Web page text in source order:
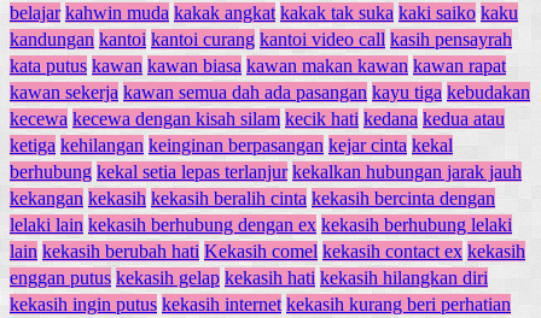
belajar kahwin muda kakak angkat kakak tak suka kaki saiko kaku
kandungan kantoi kantoi curang kantoi video call kasih pensayrah
kata putus kawan kawan biasa kawan makan kawan kawan rapat
kawan sekerja kawan semua dah ada pasangan kayu tiga kebudakan
kecewa kecewa dengan kisah silam kecik hati kedana kedua atau
ketiga kehilangan keinginan berpasangan kejar cinta kekal
berhubung kekal setia lepas terlanjur kekalkan hubungan jarak jauh
kekangan kekasih kekasih beralih cinta kekasih bercinta dengan
lelaki lain kekasih berhubung dengan ex kekasih berhubung lelaki
lain kekasih berubah hati Kekasih comel kekasih contact ex kekasih
enggan putus kekasih gelap kekasih hati kekasih hilangkan diri
kekasih ingin putus kekasih internet kekasih kurang beri perhatian